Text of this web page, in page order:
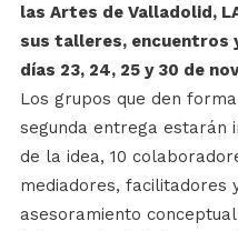
las Artes de Valladolid,
sus talleres, encuentros
días 23, 24, 25 y 30 de
Los grupos que den
segunda entrega
de la idea, 10
mediadores, facilitadores
asesoramiento